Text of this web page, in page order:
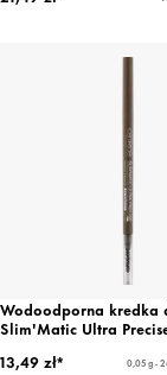
Wodoodporna kredka
Slim'Matic Ultra
13,49 zł*
0,05 g -